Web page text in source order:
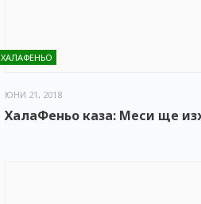
ХАЛАФЕНЬО
ЮНИ 21, 2018
ХалаФеньо каза: Меси ще